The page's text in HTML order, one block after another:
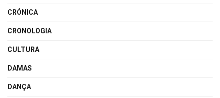
CRÓNICA
CRONOLOGIA
CULTURA
DAMAS
DANÇA